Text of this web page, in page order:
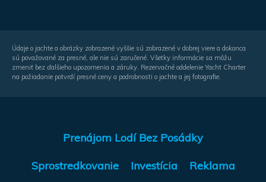
Údaje o jachte a obrázky zobrazené vyššie sú zobrazené v dobrej viere a dokonca
sú považované za presné, ale nie sú zaručené. Všetky informácie sa môžu
zmeniť bez ďalšieho upozornenia a záruky. Rezervačné oddelenie Yacht Charter
na požiadanie potvrdí presné ceny a podrobnosti o jachte a jej fotografie.
Prenájom Lodí Bez Posádky
Sprostredkovanie Investícia Reklama